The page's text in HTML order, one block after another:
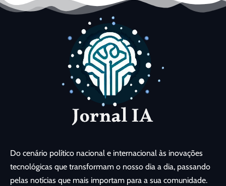
Do cenário político nacional e internacional às inovações
tecnológicas que transformam o nosso dia a dia, passando
pelas notícias que mais importam para a sua comunidade.